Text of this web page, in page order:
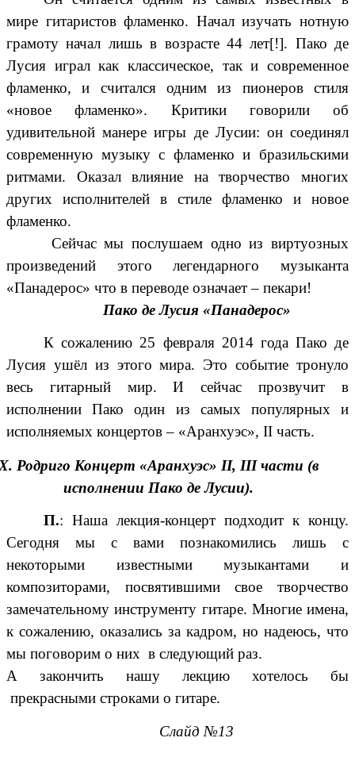
мире гитаристов фламенко. Начал изучатьнотную
грамоту начал лишь в возрасте 44 лет[!]. Пако де
Лусия играл как классическое, так и современное
фламенко, и считался одним из пионеров стиля
«новое фламенко». Критики говорили об
удивительной манере игры де Лусии: он соединял
современную музыку с фламенко и бразильскими
ритмами. Оказал влияние на творчество многих
других исполнителей в стиле фламенко и новое
фламенко.
Сейчас мы послушаем одно из виртуозных
произведений этого легендарного музыканта
«Панадерос» что в переводе означает – пекари!
Пако де Лусия «Панадерос»
К сожалению 25 февраля 2014 года Пако де
Лусия ушёл из этого мира. Это событие тронуло
весь гитарный мир. И сейчас прозвучит в
исполнении Пако один из самых популярных и
исполняемых концертов – «Аранхуэс», II часть.
Родриго Концерт «Аранхуэс» II, III части (в
исполнении Пако де Лусии).
П.: Наша лекция-концерт подходит к концу.
Сегодня мы с вами познакомились лишь с
некоторыми известными музыкантами и
композиторами, посвятившими свое творчество
замечательному инструменту гитаре. Многие имена,
к сожалению, оказались за кадром, но надеюсь, что
мы поговорим о них в следующий раз.
А закончить нашу лекцию хотелось бы
прекрасными строками о гитаре.
Слайд №13